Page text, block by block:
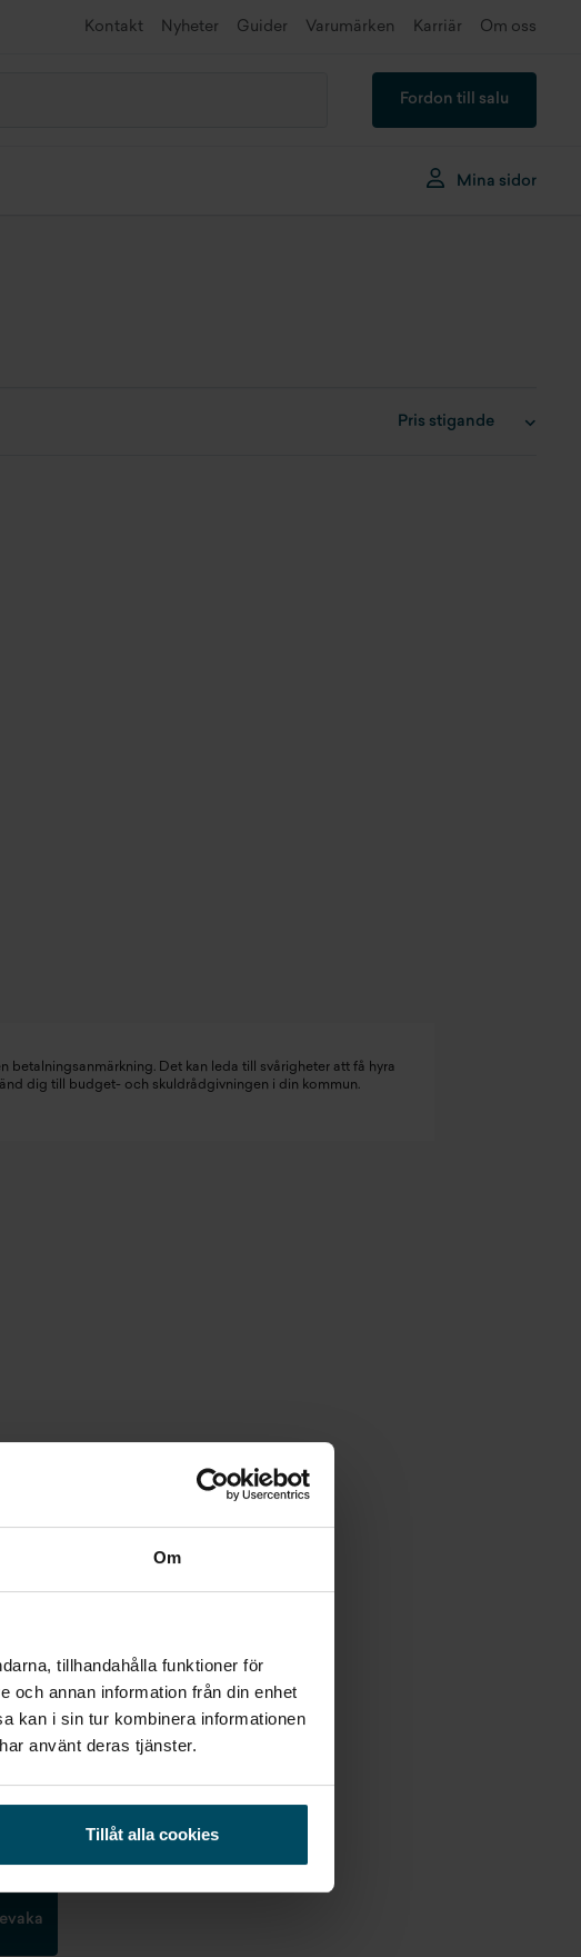
Om
tillhandahålla funktioner för
och annan information från din enhet
kan i sin tur kombinera informationen
använt deras tjänster.
Tillåt alla cookies
Kontakt Nyheter Guider Varumärken Karriär Om oss
Fordon till salu
Mina sidor
betalningsanmärkning. Det kan leda till svårigheter att få hyra
dig till budget- och skuldrådgivningen i din kommun.